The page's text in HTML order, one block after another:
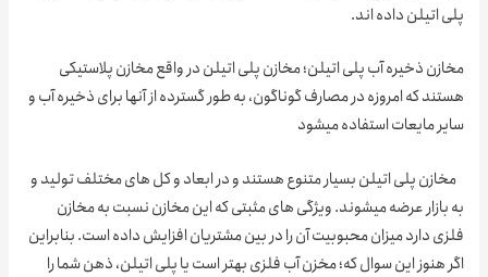
داده اند.
ذخیره آب پلی اتیلن؛ مخازن پلی اتیلن در واقع مخازن پلاستیکی
که امروزه در مصارف گوناگون، به طور گسترده از آنها برای ذخیره آب و
مایعات استفاده میشود
پلی اتیلن بسیار متنوع هستند و در ابعاد و کل های مختلف تولید و
عرضه میشوند. ویژگی های مثبتی که این مخازن نسبت به مخازن
دارد میزان محبوبیت آن را در بین مشتریان افزایش داده است. بنابراین
هنوز این سوال که؛ مخزن آب فلزی بهتر است یا پلی اتیلن، ذهن شما را